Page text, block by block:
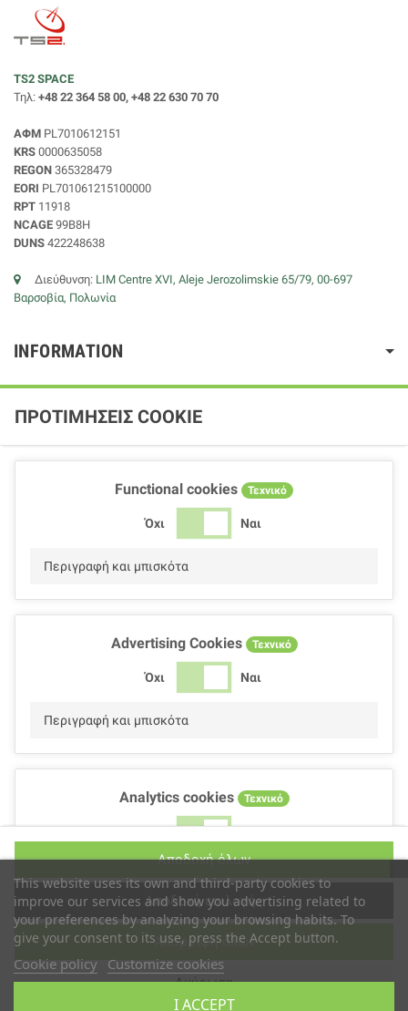
TS2 SPACE
Τηλ: +48 22 364 58 00, +48 22 630 70 70
ΑΦΜ PL7010612151
KRS 0000635058
REGON 365328479
EORI PL701061215100000
RPT 11918
NCAGE 99B8H
DUNS 422248638
Διεύθυνση: LIM Centre XVI, Aleje Jerozolimskie 65/79, 00-697
Βαρσοβία, Πολωνία
INFORMATION
This website uses its own and third-party cookies to
improve our services and show you advertising related to
your preferences by analyzing your browsing habits. To
give your consent to its use, press the Accept button.
Cookie policy Customize cookies
I ACCEPT
ΠΡΟΤΙΜΉΣΕΙΣ COOKIE
Functional cookies Τεχνικό
Όχι Ναι
Περιγραφή και μπισκότα
Advertising Cookies Τεχνικό
Όχι Ναι
Περιγραφή και μπισκότα
Analytics cookies Τεχνικό
Όχι Ναι
Performance cookies
Όχι Ναι
Ακύρωση
Απόρριψη όλων
Αποδοχή επιλογής
Αποδοχή όλων